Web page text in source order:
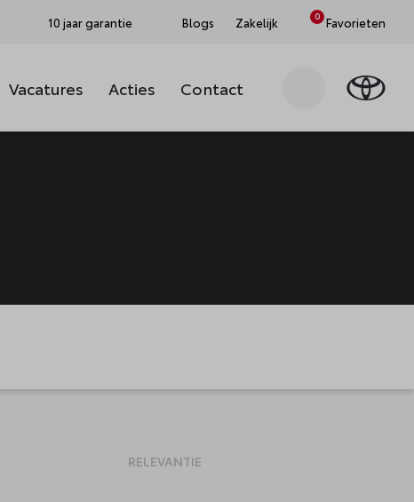
10 jaar garantie Blogs Zakelijk 0 Favorieten
Vacatures Acties Contact Zoeken